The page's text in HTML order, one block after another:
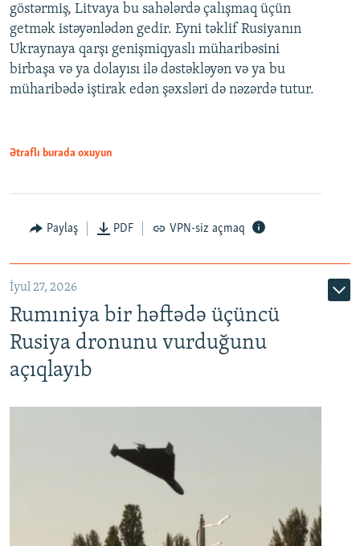
göstərmiş, Litvaya bu sahələrdə çalışmaq üçün
getmək istəyənlədən gedir. Eyni təklif Rusiyanın
Ukraynaya qarşı genişmiqyaslı müharibəsini
birbaşa və ya dolayısı ilə dəstəkləyən və ya bu
müharibədə iştirak edən şəxsləri də nəzərdə tutur.
Ətraflı burada oxuyun
Paylaş PDF VPN-siz açmaq
İyul 27, 2026
Rumıniya bir həftədə üçüncü
Rusiya dronunu vurduğunu
açıqlayıb